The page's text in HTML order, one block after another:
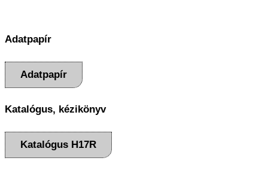
Adatpapír
Adatpapír
Katalógus, kézikönyv
Katalógus H17R